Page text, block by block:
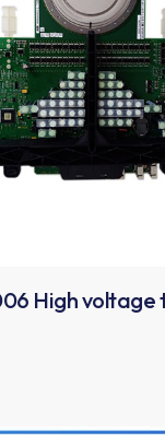
High voltage